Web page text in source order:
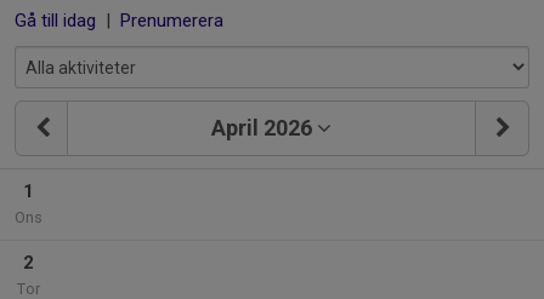
Gå till idag | Prenumerera
April 2026
1
Ons
2
Tor